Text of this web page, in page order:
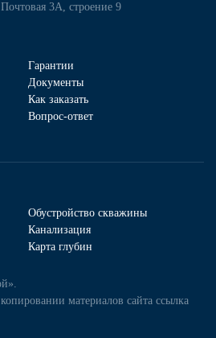
Гарантии
Документы
Как заказать
Вопрос-ответ
Обустройство скважины
Канализация
Карта глубин
3А, строение 9
материалов сайта ссылка